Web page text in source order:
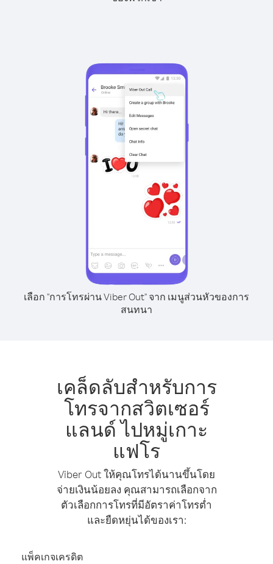
เลือก "การโทรผ่าน Viber Out" จาก เมนูส่วนหัวของการ
สนทนา
เคล็ดลับสำหรับการ
โทรจากสวิตเซอร์
แลนด์ ไปหมู่เกาะ
แฟโร
Viber Out ให้คุณโทรได้นานขึ้นโดย
จ่ายเงินน้อยลง คุณสามารถเลือกจาก
ตัวเลือกการโทรที่มีอัตราค่าโทรต่ำ
และยืดหยุ่นได้ของเรา:
แพ็คเกจเครดิต